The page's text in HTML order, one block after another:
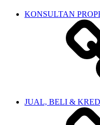
KONSULTAN
JUAL, BELI &